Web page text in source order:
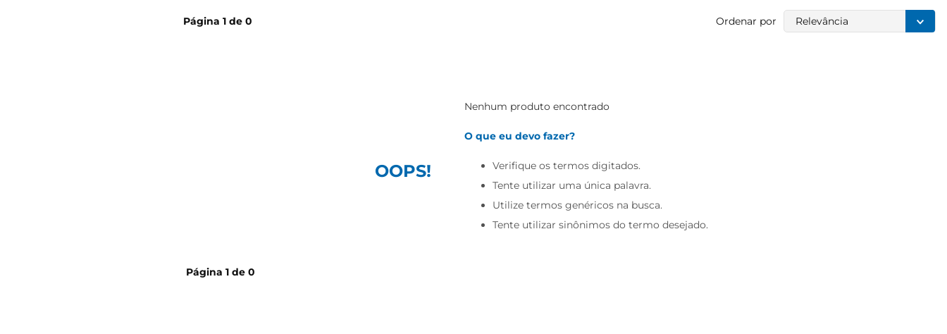
Página 1 de 0 Ordenar por Relevância
OOPS!
Nenhum produto encontrado
O que eu devo fazer?
Verifique os termos digitados.
Tente utilizar uma única palavra.
Utilize termos genéricos na busca.
Tente utilizar sinônimos do termo desejado.
Página 1 de 0